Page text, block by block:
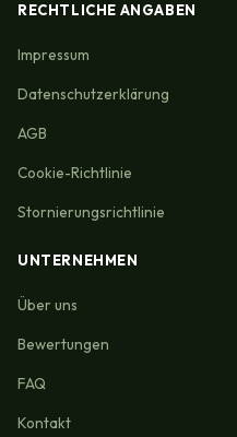
RECHTLICHE ANGABEN
Impressum
Datenschutzerklärung
AGB
Cookie-Richtlinie
Stornierungsrichtlinie
UNTERNEHMEN
Über uns
Bewertungen
FAQ
Kontakt